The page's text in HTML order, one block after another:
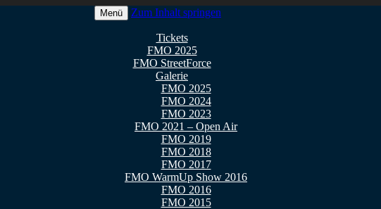
Menü Zum Inhalt springen
Tickets
FMO 2025
FMO StreetForce
Galerie
FMO 2025
FMO 2024
FMO 2023
FMO 2021 – Open Air
FMO 2019
FMO 2018
FMO 2017
FMO WarmUp Show 2016
FMO 2016
FMO 2015